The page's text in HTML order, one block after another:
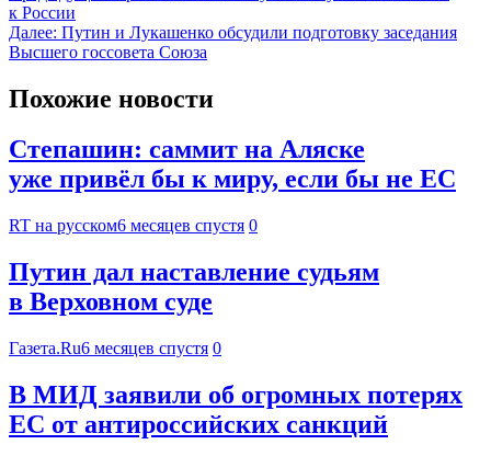
к России
Далее: Путин и Лукашенко обсудили подготовку заседания
Высшего госсовета Союза
Похожие новости
Степашин: саммит на Аляске
уже привёл бы к миру, если бы не ЕС
RT на русском6 месяцев спустя 0
Путин дал наставление судьям
в Верховном суде
Газета.Ru6 месяцев спустя 0
В МИД заявили об огромных потерях
ЕС от антироссийских санкций